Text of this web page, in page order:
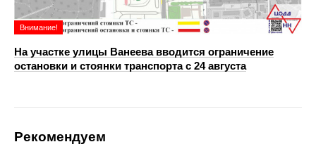
Внимание!
На участке улицы Ванеева вводится ограничение
остановки и стоянки транспорта с 24 августа
Рекомендуем